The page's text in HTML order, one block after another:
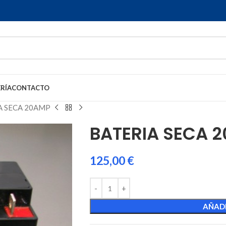
CONTACTO
SECA 20AMP
BATERIA SECA
125,00€